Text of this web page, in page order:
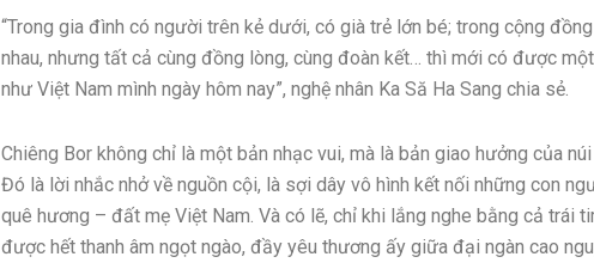
“Trong gia đình có người trên kẻ dưới, có già trẻ lớn bé; trong cộng
nhau, nhưng tất cả cùng đồng lòng, cùng đoàn kết… thì mới có được
như Việt Nam mình ngày hôm nay”, nghệ nhân Ka Să Ha Sang chia sẻ.
Chiêng Bor không chỉ là một bản nhạc vui, mà là bản giao hưởng của
Đó là lời nhắc nhở về nguồn cội, là sợi dây vô hình kết nối những con
quê hương – đất mẹ Việt Nam. Và có lẽ, chỉ khi lắng nghe bằng cả trái
được hết thanh âm ngọt ngào, đầy yêu thương ấy giữa đại ngàn cao